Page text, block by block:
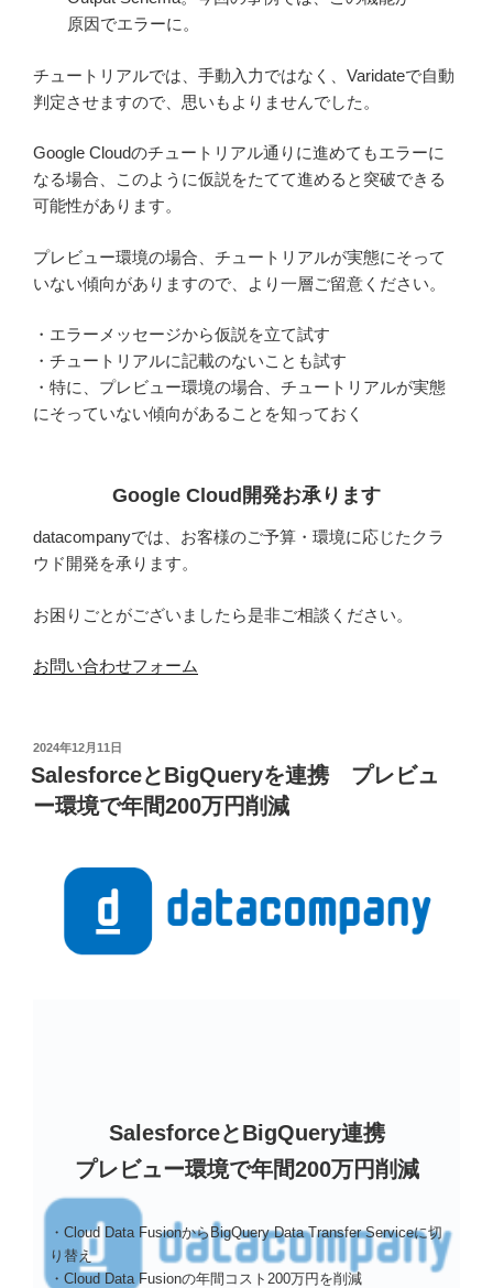
原因でエラーに。
チュートリアルでは、手動入力ではなく、Varidateで自動
判定させますので、思いもよりませんでした。
Google Cloudのチュートリアル通りに進めてもエラーに
なる場合、このように仮説をたてて進めると突破できる
可能性があります。
プレビュー環境の場合、チュートリアルが実態にそって
いない傾向がありますので、より一層ご留意ください。
・エラーメッセージから仮説を立て試す
・チュートリアルに記載のないことも試す
・特に、プレビュー環境の場合、チュートリアルが実態
にそっていない傾向があることを知っておく
Google Cloud開発お承ります
datacompanyでは、お客様のご予算・環境に応じたクラ
ウド開発を承ります。
お困りごとがございましたら是非ご相談ください。
お問い合わせフォーム
投
稿
日:
2024年12月11日
SalesforceとBigQueryを連携 プレビュ
ー環境で年間200万円削減
SalesforceとBigQuery連携
プレビュー環境で年間200万円削減
・Cloud Data FusionからBigQuery Data Transfer Serviceに切
り替え
・Cloud Data Fusionの年間コスト200万円を削減